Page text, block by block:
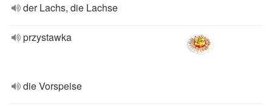
der Lachs, die Lachse
przystawka
die Vorspeise